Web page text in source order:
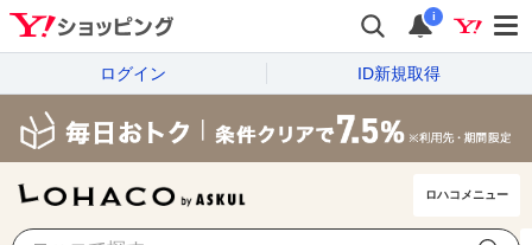
i
ログイン ID新規取得
ロハコメニュー